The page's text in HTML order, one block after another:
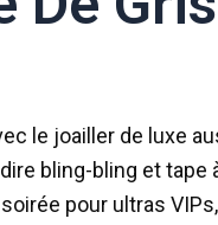
le joailler de luxe
bling-bling et tape
pour ultras